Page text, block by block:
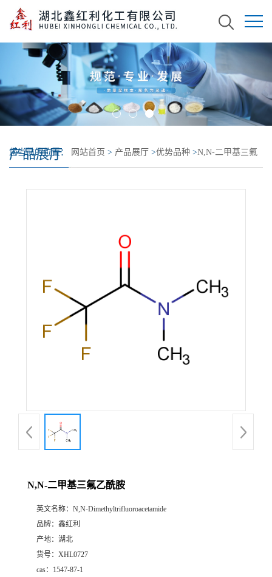
产品展厅
您当前的位置： 网站首页 > 产品展厅 >优势品种 >N,N-二甲基三氟
N,N-二甲基三氟乙酰胺
英文名称： N,N-Dimethyltrifluoroacetamide
品牌： 鑫红利
产地： 湖北
货号： XHL0727
cas： 1547-87-1